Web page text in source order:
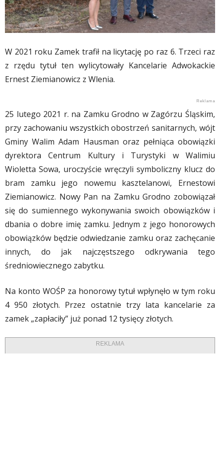
W 2021 roku Zamek trafił na licytację po raz 6. Trzeci raz
z rzędu tytuł ten wylicytowały Kancelarie Adwokackie
Ernest Ziemianowicz z Wlenia.
25 lutego 2021 r. na Zamku Grodno w Zagórzu Śląskim,
przy zachowaniu wszystkich obostrzeń sanitarnych, wójt
Gminy Walim Adam Hausman oraz pełniąca obowiązki
dyrektora Centrum Kultury i Turystyki w Walimiu
Wioletta Sowa, uroczyście wręczyli symboliczny klucz do
bram zamku jego nowemu kasztelanowi, Ernestowi
Ziemianowicz. Nowy Pan na Zamku Grodno zobowiązał
się do sumiennego wykonywania swoich obowiązków i
dbania o dobre imię zamku. Jednym z jego honorowych
obowiązków będzie odwiedzanie zamku oraz zachęcanie
innych, do jak najczęstszego odkrywania tego
średniowiecznego zabytku.
Na konto WOŚP za honorowy tytuł wpłynęło w tym roku
4 950 złotych. Przez ostatnie trzy lata kancelarie za
zamek „zapłaciły” już ponad 12 tysięcy złotych.
REKLAMA